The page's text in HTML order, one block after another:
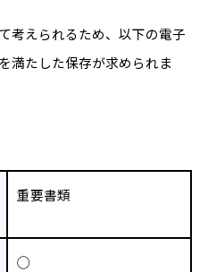
考えられるため、以下の電子
満たした保存が求められま
重要書類
◯